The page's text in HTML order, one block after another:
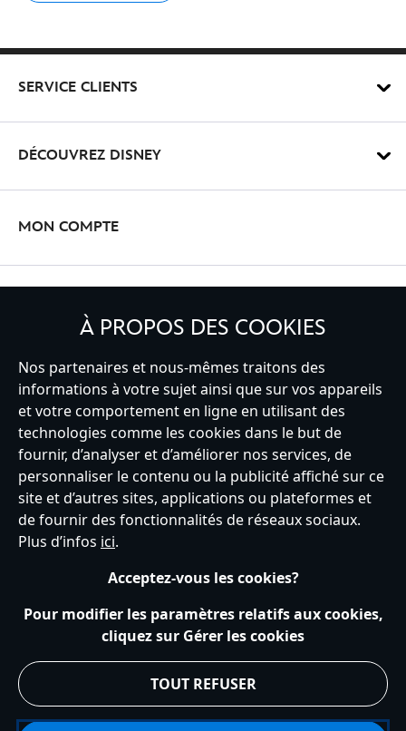
SERVICE CLIENTS
DÉCOUVREZ DISNEY
MON COMPTE
France
Service clients Conditions d’utilisation
Trouver un magasin
Plan du site
Règles de respect de la vie privée
Politique de cookies
Notice relative à la confidentialité
Conditions générales de vente
À PROPOS DES COOKIES
Nos partenaires et nous-mêmes traitons des
informations à votre sujet ainsi que sur vos appareils
et votre comportement en ligne en utilisant des
technologies comme les cookies dans le but de
fournir, d’analyser et d’améliorer nos services, de
personnaliser le contenu ou la publicité affiché sur ce
site et d’autres sites, applications ou plateformes et
de fournir des fonctionnalités de réseaux sociaux.
Plus d’infos ici.
Acceptez-vous les cookies?
Pour modifier les paramètres relatifs aux cookies,
cliquez sur Gérer les cookies
TOUT REFUSER